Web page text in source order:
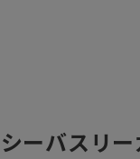
シーバスリ